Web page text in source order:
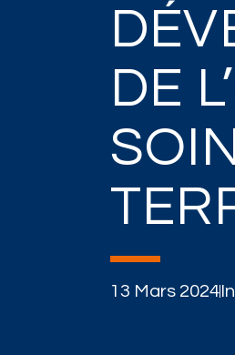
DE
13 Mars 2024